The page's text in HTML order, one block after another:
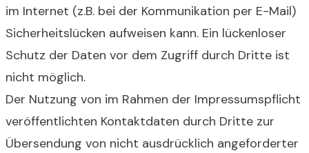
im Internet (z.B. bei der Kommunikation per E-Mail)
Sicherheitslücken aufweisen kann. Ein lückenloser
Schutz der Daten vor dem Zugriff durch Dritte ist
nicht möglich.
Der Nutzung von im Rahmen der Impressumspflicht
veröffentlichten Kontaktdaten durch Dritte zur
Übersendung von nicht ausdrücklich angeforderter